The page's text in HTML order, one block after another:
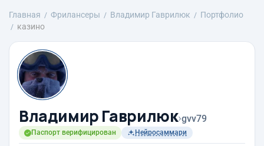
Главная Фрилансеры Владимир Гаврилюк
Портфолио
казино
Владимир Гаврилюк›gvv79
Паспорт верифицирован Нейросаммари